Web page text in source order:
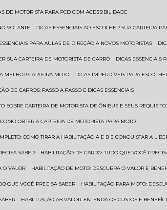
DE MOTORISTA PARA PCD COM ACESSIBILIDADE
VOLANTE DICAS ESSENCIAIS AO ESCOLHER SUA CARTEIRA
ESSENCIAIS PARA AULAS DE DIREÇÃO A NOVOS MOTORISTAS
SUA CARTEIRA DE MOTORISTA DE CARRO DICAS
MELHOR CARTEIRA MOTO DICAS IMPERDÍVEIS PARA
DE CARROS: PASSO A PASSO E DICAS ESSENCIAIS
SOBRE CARTEIRA DE MOTORISTA DE ÔNIBUS E SEUS
COMO OBTER A CARTEIRA DE MOTORISTA PARA MOTO
COMO TIRAR A HABILITAÇÃO A E B E CONQUISTAR A
SABER HABILITAÇÃO DE CARRO: TUDO QUE VOCÊ
O VALOR HABILITAÇÃO DE MOTO: DESCUBRA O VALOR E
QUE VOCÊ PRECISA SABER HABILITAÇÃO PARA MOTO:
HABILITAÇÃO AB VALOR: ENTENDA OS CUSTOS E